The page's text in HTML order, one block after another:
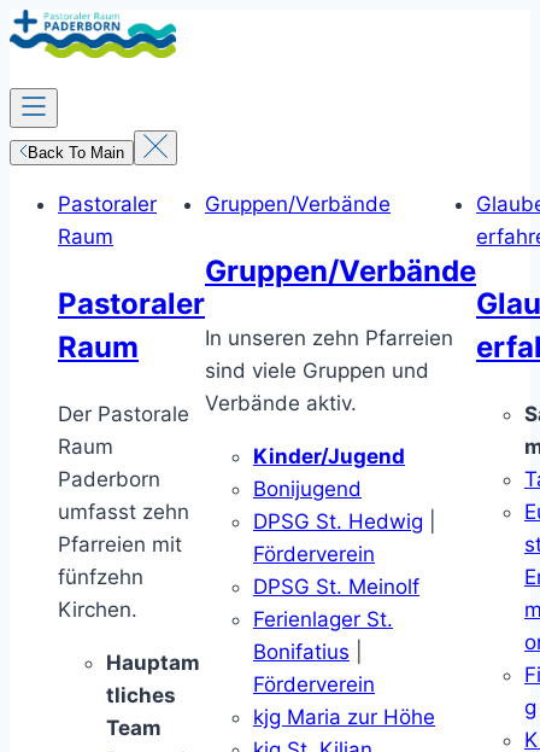
Zum
Inhalt
springen
Back To Main
Pastoraler
Raum
Pastoraler
Raum
Der Pastorale
Raum
Paderborn
umfasst zehn
Pfarreien mit
fünfzehn
Kirchen.
Hauptam
tliches
Team
Gruppen/Verbände
Gruppen/Verbände
In unseren zehn Pfarreien
sind viele Gruppen und
Verbände aktiv.
Kinder/Jugend
Bonijugend
DPSG St. Hedwig
Förderverein
DPSG St. Meinolf
Ferienlager St.
Bonifatius
Förderverein
kjg Maria zur Höhe
g